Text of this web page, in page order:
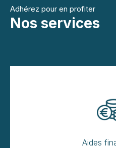
Adhérez pour en profiter
Nos services
Aides